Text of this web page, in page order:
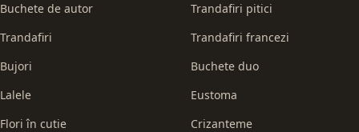
Buchete de autor
Trandafiri
Bujori
Lalele
Flori în cutie
Trandafiri pitici
Trandafiri francezi
Buchete duo
Eustoma
Crizanteme